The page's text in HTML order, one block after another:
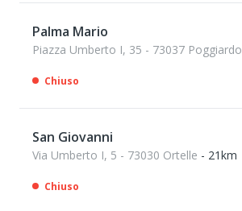
Palma Mario
Piazza Umberto I, 35 - 73037 Poggiardo
Chiuso
San Giovanni
Via Umberto I, 5 - 73030 Ortelle - 21km
Chiuso